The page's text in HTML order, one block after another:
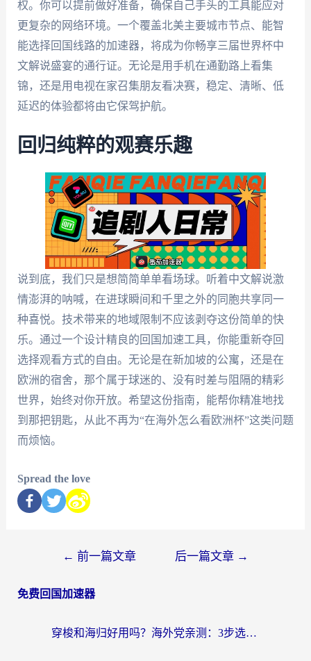
权。你可以提前做好准备，确保自己手头的工具能应对
更复杂的网络环境。一个覆盖北美主要城市节点、能智
能选择回国线路的加速器，将成为你畅享三届世界杯中
文解说盛宴的通行证。无论是用手机在通勤路上看集
锦，还是用电视在家召集朋友看决赛，稳定、清晰、低
延迟的体验都将由它保驾护航。
回归纯粹的观赛乐趣
说到底，我们只是想简简单单看场球。听着中文解说激
情澎湃的呐喊，在进球瞬间和千里之外的同胞共享同一
种喜悦。技术带来的地域限制不应该剥夺这份简单的快
乐。通过一个设计精良的回国加速工具，你能重新夺回
选择观看方式的自由。无论是在新加坡的公寓，还是在
欧洲的宿舍，那个属于球迷的、没有时差与阻隔的精彩
世界，始终对你开放。希望这份指南，能帮你精准地找
到那把钥匙，从此不再为“在海外怎么看欧洲杯”这类问题
而烦恼。
Spread the love
← 前一篇文章 后一篇文章 →
免费回国加速器
穿梭和海归好用吗？海外党亲测：3步选对回国加速器，无缝刷国内剧玩手游